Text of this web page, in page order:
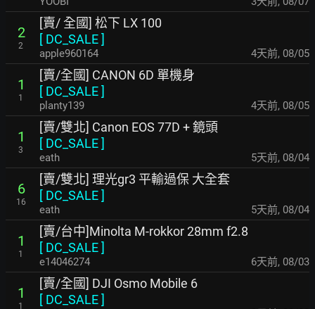
2
2
[賣/ 全國] 松下 LX 100
[ DC_SALE]
apple960164 4天前, 08/05
1
1
[賣/全國] CANON 6D 單機身
[ DC_SALE]
planty139 4天前, 08/05
1
3
[賣/雙北] Canon EOS 77D + 鏡頭
[ DC_SALE]
eath 5天前, 08/04
6
16
[賣/雙北] 理光gr3 平輸過保 大全套
[ DC_SALE]
eath 5天前, 08/04
1
1
[賣/台中]Minolta M-rokkor 28mm f2.8
[ DC_SALE]
e14046274 6天前, 08/03
1
1
[賣/全國] DJI Osmo Mobile 6
[ DC_SALE]